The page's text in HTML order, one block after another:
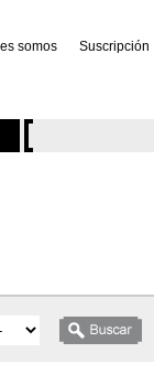
somos Suscripción